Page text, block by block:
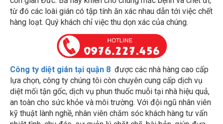
từ đó các loài gián có tập tính ăn xác nhau dẫn tới việc chết
hàng loạt. Quý khách chỉ việc thu dọn xác của chúng.
Công ty diệt gián tại quận 8 được các nhà hàng cao cấp
lựa chọn, công ty chúng tôi còn chuyên cung cấp dịch vụ
diệt mối tận gốc, dịch vụ phun thuốc muỗi tại nhà hiệu quả,
an toàn cho sức khỏe và môi trường. Với đội ngũ nhân viên
kỹ thuật lành nghề, nhân viên chăm sóc khách hàng tư vấn
nhiệt tình, chu đáo, sự quản lý chặt chẽ, bài bản, giúp đưa